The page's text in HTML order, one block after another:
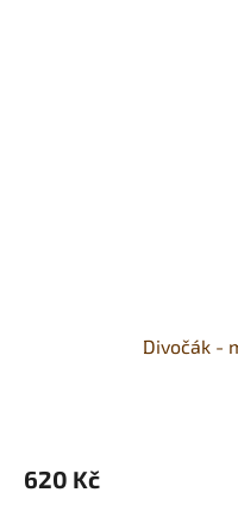
Divočák -
620 Kč